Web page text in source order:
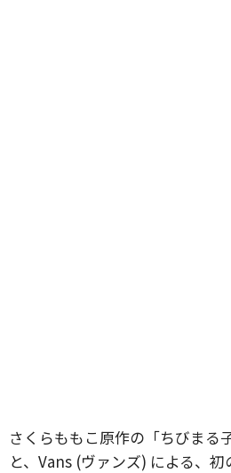
さくらももこ原作の「ちびまる
と、Vans (ヴァンズ) による、